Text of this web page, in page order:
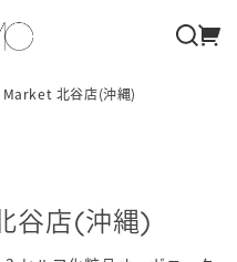
北谷店(沖縄)
店(沖縄)